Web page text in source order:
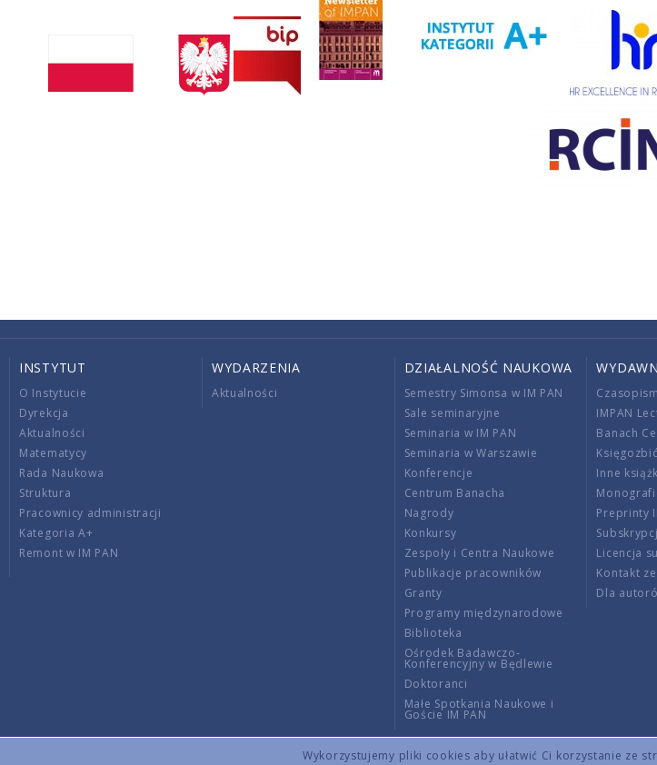
Wykorzystujemy pliki cookies aby ułatwić Ci korzystanie ze
INSTYTUT
O Instytucie
Dyrekcja
Aktualności
Matematycy
Rada Naukowa
Struktura
Pracownicy administracji
Kategoria A+
Remont w IM PAN
WYDARZENIA
Aktualności
DZIAŁALNOŚĆ NAUKOWA
Semestry Simonsa w IM PAN
Sale seminaryjne
Seminaria w IM PAN
Seminaria w Warszawie
Konferencje
Centrum Banacha
Nagrody
Konkursy
Zespoły i Centra Naukowe
Publikacje pracowników
Granty
Programy międzynarodowe
Biblioteka
Ośrodek Badawczo-
Konferencyjny w Będlewie
Doktoranci
Małe Spotkania Naukowe i
Goście IM PAN
IMPAN
Banach
Inne
Preprinty
Licencja
Kontakt
Dla